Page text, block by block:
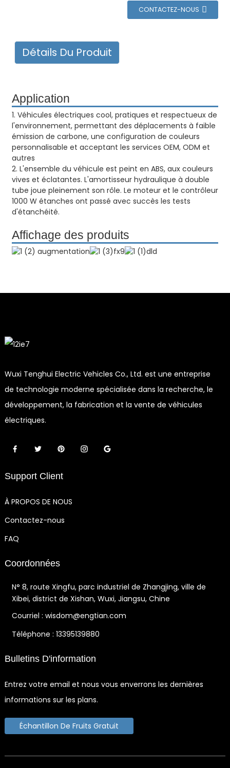
CONTACTEZ-NOUS
Détails Du Produit
Application
1. Véhicules électriques cool, pratiques et respectueux de
l'environnement, permettant des déplacements à faible
émission de carbone, une configuration de couleurs
personnalisable et acceptant les services OEM, ODM et
autres
2. L'ensemble du véhicule est peint en ABS, aux couleurs
vives et éclatantes. L'amortisseur hydraulique à double
tube joue pleinement son rôle. Le moteur et le contrôleur
1000 W étanches ont passé avec succès les tests
d'étanchéité.
Affichage des produits
Wuxi Tenghui Electric Vehicles Co., Ltd. est une entreprise
de technologie moderne spécialisée dans la recherche, le
développement, la fabrication et la vente de véhicules
électriques.
Support Client
À PROPOS DE NOUS
Contactez-nous
FAQ
Coordonnées
N° 8, route Xingfu, parc industriel de Zhangjing, ville de
Xibei, district de Xishan, Wuxi, Jiangsu, Chine
Courriel : wisdom@engtian.com
Téléphone : 13395139880
Bulletins D'information
Entrez votre email et nous vous enverrons les dernières
informations sur les plans.
Échantillon De Fruits Gratuit